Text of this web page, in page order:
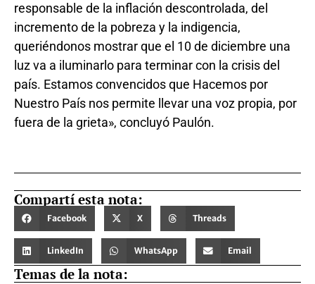
responsable de la inflación descontrolada, del
incremento de la pobreza y la indigencia,
queriéndonos mostrar que el 10 de diciembre una
luz va a iluminarlo para terminar con la crisis del
país. Estamos convencidos que Hacemos por
Nuestro País nos permite llevar una voz propia, por
fuera de la grieta», concluyó Paulón.
Compartí esta nota:
Facebook X Threads
LinkedIn WhatsApp Email
Temas de la nota: